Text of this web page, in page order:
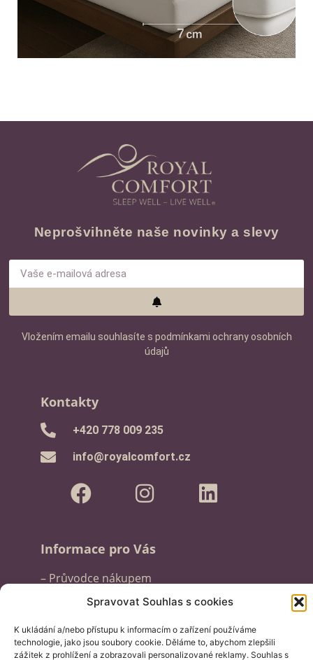
Spravovat Souhlas s cookies
K ukládání a/nebo přístupu k informacím o zařízení používáme
technologie, jako jsou soubory cookie. Děláme to, abychom zlepšili
zážitek z prohlížení a zobrazovali personalizované reklamy. Souhlas s
Neprošvihněte naše novinky a slevy
Vložením emailu souhlasíte s podmínkami ochrany osobních
údajů
Kontakty
‭+420 778 009 235‬
info@royalcomfort.cz
Informace pro Vás
– Průvodce nákupem
– Obchodní podmínky
– GDPR a cookies
– Aktuality